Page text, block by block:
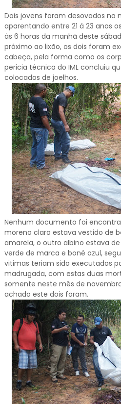
Dois jovens foram desovados na
aparentando entre 21 á 23 anos
às 6 horas da manhã deste
próximo ao lixão, os dois foram
cabeça, pela forma como os
pericia técnica do IML concluiu
colocados de joelhos.
Nenhum documento foi
moreno claro estava vestido de
amarela, o outro albino estava
verde de marca e boné azul,
vitimas teriam sido executados
madrugada, com estas duas
somente neste mês de
achado este dois foram.